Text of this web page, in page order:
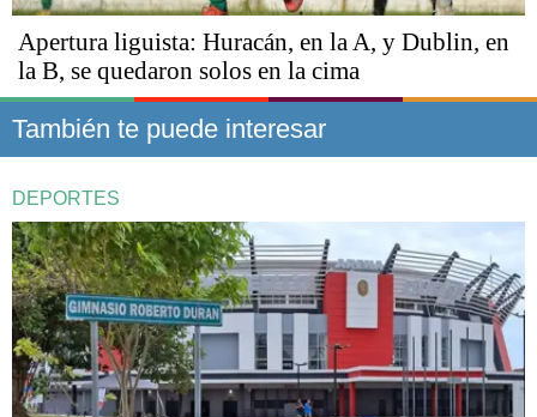
Apertura liguista: Huracán, en la A, y Dublin, en
la B, se quedaron solos en la cima
También te puede interesar
DEPORTES